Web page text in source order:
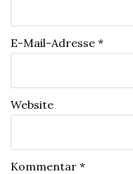
E-Mail-Adresse *
Website
Kommentar *